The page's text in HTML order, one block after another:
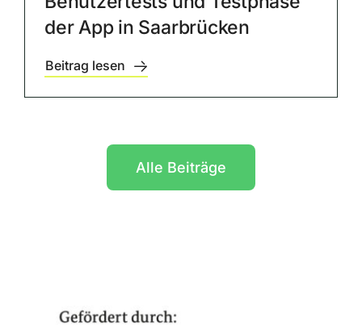
der App in Saarbrücken
Beitrag lesen
Alle Beiträge